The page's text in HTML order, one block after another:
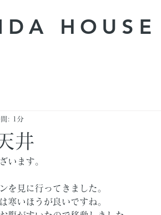
​HOUSE
井
: 1分
います。
を見に行ってきました。
寒いほうが良いですね。